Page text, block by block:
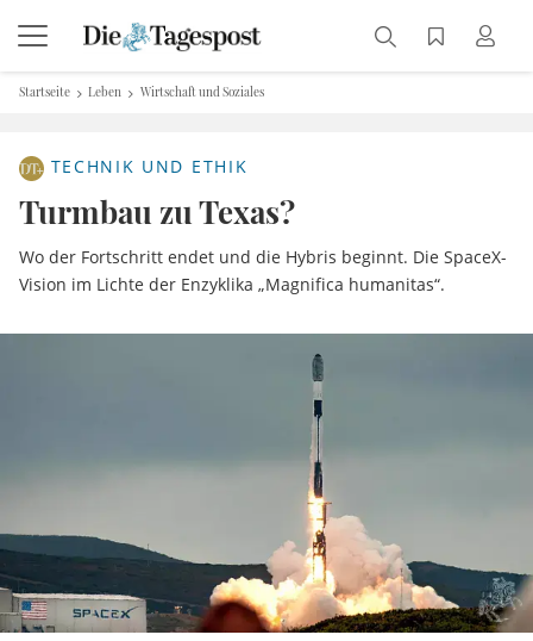
Startseite Leben Wirtschaft und Soziales
TECHNIK UND ETHIK
Turmbau zu Texas?
Wo der Fortschritt endet und die Hybris beginnt. Die SpaceX-
Vision im Lichte der Enzyklika „Magnifica humanitas“.